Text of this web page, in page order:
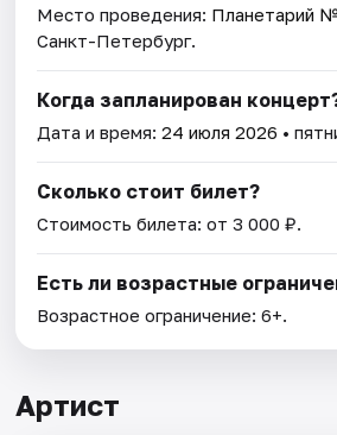
Место проведения: Планетарий
Санкт-Петербург.
Когда запланирован
Дата и время:24 июля 2026 •
Сколько стоит билет?
Стоимость билета: от 3 000 ₽.
Есть ли возрастные
Возрастное ограничение: 6+.
Артист